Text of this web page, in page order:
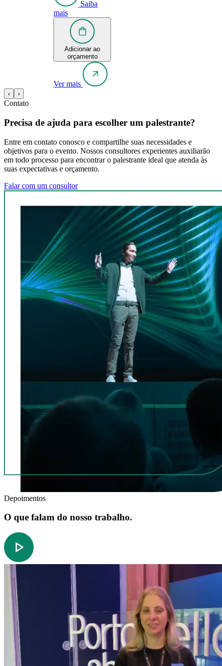
Saiba
mais
Adicionar ao
orçamento
Ver mais
‹ ›
Contato
Precisa de ajuda para escolher um palestrante?
Entre em contato conosco e compartilhe suas necessidades e
objetivos para o evento. Nossos consultores experientes auxiliarão
em todo processo para encontrar o palestrante ideal que atenda às
suas expectativas e orçamento.
Falar com um consultor
Depoimentos
O que falam do nosso trabalho.